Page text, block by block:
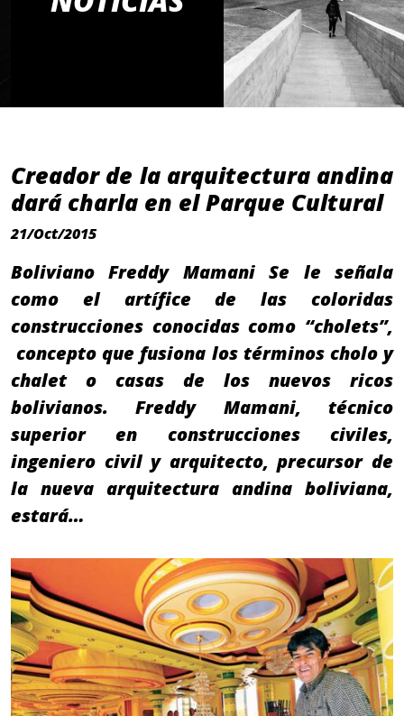
Creador de la arquitectura andina
dará charla en el Parque Cultural
21/Oct/2015
Boliviano Freddy Mamani Se le señala
como el artífice de las coloridas
construcciones conocidas como “cholets”,
concepto que fusiona los términos cholo y
chalet o casas de los nuevos ricos
bolivianos. Freddy Mamani, técnico
superior en construcciones civiles,
ingeniero civil y arquitecto, precursor de
la nueva arquitectura andina boliviana,
estará…